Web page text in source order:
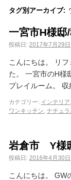
タグ別アーカイブ:
一宮市H様
投稿日: 2017年7月29日
こんにちは。 リ
た。 一宮市のH様
プレイルーム。
カテゴリー: インテリア,
ワンキッチン, ナチュラ
岩倉市 Y様
投稿日: 2016年4月30日
こんにちは。 GW